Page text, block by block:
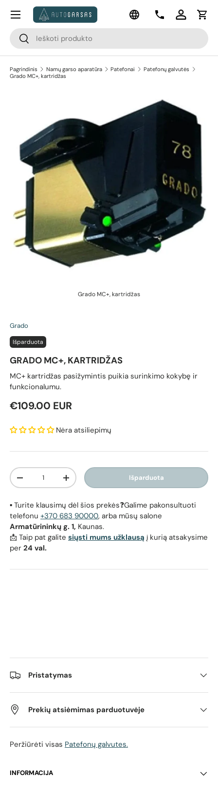
Pereiti prie turinio
Paieška
Paieška
Kalba
KontaktaiPrisijungti
Meniu
Pagrindinis Namų garso aparatūra Patefonai
Patefonų galvutės
Grado MC+, kartridžas
Grado MC+, kartridžas
Grado
Išparduota
GRADO MC+, KARTRIDŽAS
MC+ kartridžas pasižymintis puikia surinkimo kokybę ir
funkcionalumu.
Reguliari kaina
€109.00 EUR
Nėra atsiliepimų
Kiekis
Sumažinti kiekįPadidinti kiekį Išparduota
▪️ Turite klausimų dėl šios prekės❓Galime pakonsultuoti
telefonu +370 683 90000, arba mūsų salone
Armatūrininkų g. 1, Kaunas.
📩 Taip pat galite siųsti mums užklausą į kurią atsakysime
per 24 val.
Pristatymas
Prekių atsiėmimas parduotuvėje
Peržiūrėti visas Patefonų galvutes.
INFORMACIJA